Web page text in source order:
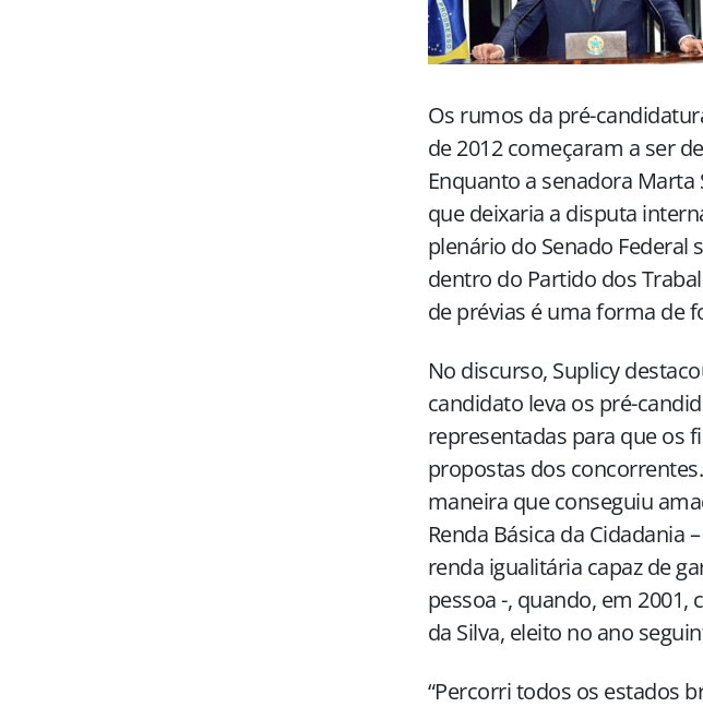
Os rumos da pré-
de 2012 começaram a ser
Enquanto a senadora
que deixaria a disputa
plenário do Senado
dentro do Partido dos
de prévias é uma forma de
No discurso, Suplicy
candidato leva os pré-
representadas para que os
propostas dos
maneira que conseguiu
Renda Básica da Cidadania
renda igualitária capaz de
pessoa -, quando, em
da Silva, eleito no ano
“Percorri todos os estados